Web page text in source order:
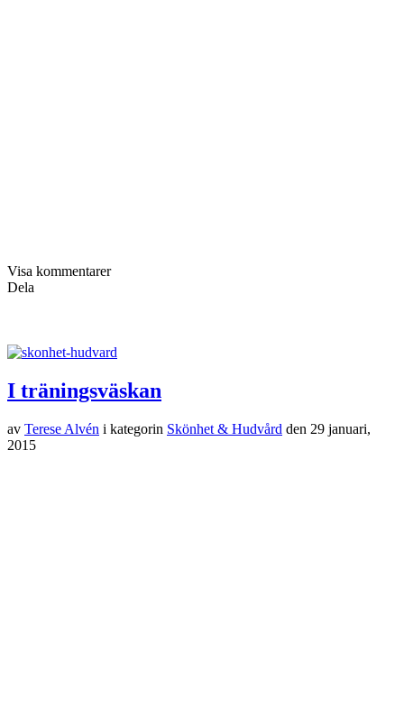
Visa kommentarer
Dela
I träningsväskan
av Terese Alvén i kategorin Skönhet & Hudvård den 29 januari,
2015